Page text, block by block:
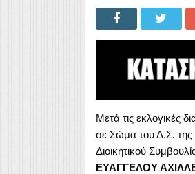
Μετά τις εκλογικές
σε Σώμα του Δ.Σ. της
Διοικητικού
EΥΑΓΓΕΛΟΥ